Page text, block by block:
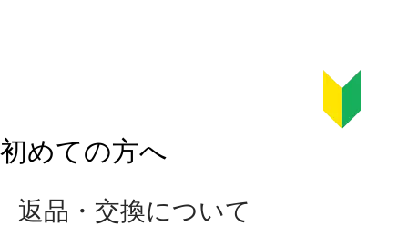
初めての方へ
返品・交換について